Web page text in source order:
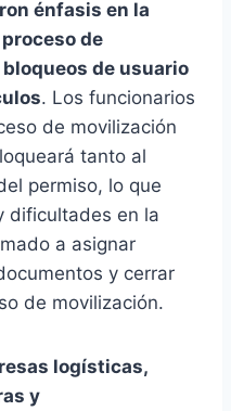
énfasis en la
de
de usuario
. Los funcionarios
de movilización
tanto al
permiso, lo que
dificultades en la
a asignar
y cerrar
de movilización.
logísticas,
y